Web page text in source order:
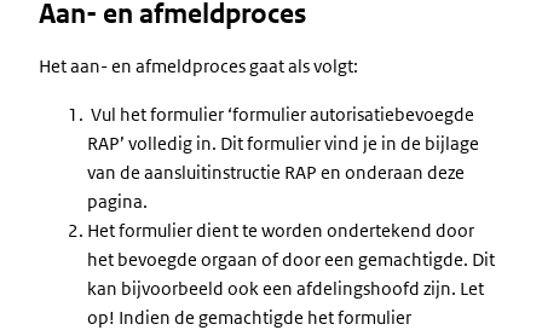
Aan- en afmeldproces
Het aan- en afmeldproces gaat als volgt:
Vul het formulier ‘formulier autorisatiebevoegde
RAP’ volledig in. Dit formulier vind je in de bijlage
van de aansluitinstructie RAP en onderaan deze
pagina.
Het formulier dient te worden ondertekend door
het bevoegde orgaan of door een gemachtigde. Dit
kan bijvoorbeeld ook een afdelingshoofd zijn. Let
op! Indien de gemachtigde het formulier